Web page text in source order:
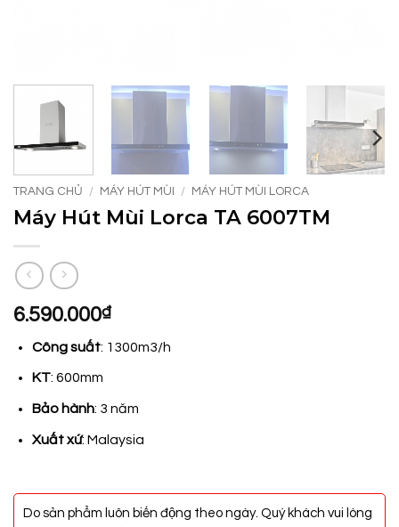
TRANG CHỦ / MÁY HÚT MÙI / MÁY HÚT MÙI LORCA
Máy Hút Mùi Lorca TA 6007TM
6.590.000₫
Công suất: 1300m3/h
KT: 600mm
Bảo hành: 3 năm
Xuất xứ: Malaysia
Do sản phẩm luôn biến động theo ngày. Quý khách vui lòng